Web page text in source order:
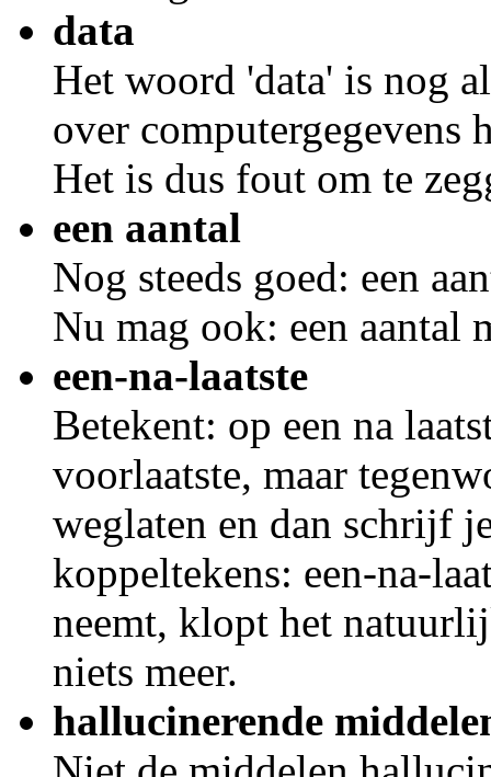
data
Het woord 'data' is nog
over computergegevens
Het is dus fout om te
een aantal
Nog steeds goed: een
Nu mag ook: een aantal
een-na-laatste
Betekent: op een na
voorlaatste, maar
weglaten en dan schrijf
koppeltekens: een-na-
neemt, klopt het
niets meer.
hallucinerende